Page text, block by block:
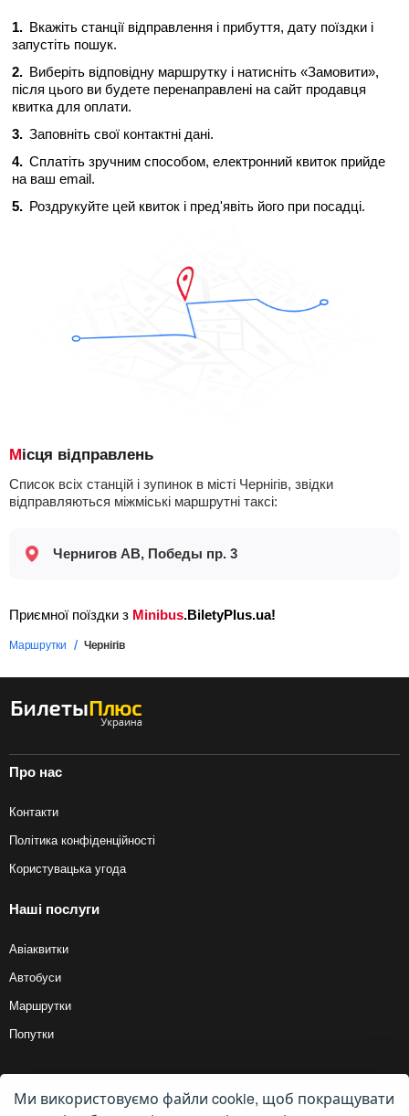
Вкажіть станції відправлення і прибуття, дату поїздки і
запустіть пошук.
Виберіть відповідну маршрутку і натисніть «Замовити»,
після цього ви будете перенаправлені на сайт продавця
квитка для оплати.
Заповніть свої контактні дані.
Сплатіть зручним способом, електронний квиток прийде
на ваш email.
Роздрукуйте цей квиток і пред'явіть його при посадці.
Місця відправлень
Список всіх станцій і зупинок в місті Чернігів, звідки
відправляються міжміські маршрутні таксі:
Чернигов АВ, Победы пр. 3
Приємної поїздки з Minibus.BiletyPlus.ua!
Маршрутки Чернігів
Про нас
Контакти
Політика конфіденційності
Користувацька угода
Наші послуги
Авіаквитки
Автобуси
Маршрутки
Попутки
© 2012 — 2026, Biletyplus, ООО «Инновэйтив Трэвел Текнолоджиз». Усі
права захищені. Купівля квитків на маршрутку здійснюється користувачем
Ми використовуємо файли cookie, щоб покращувати